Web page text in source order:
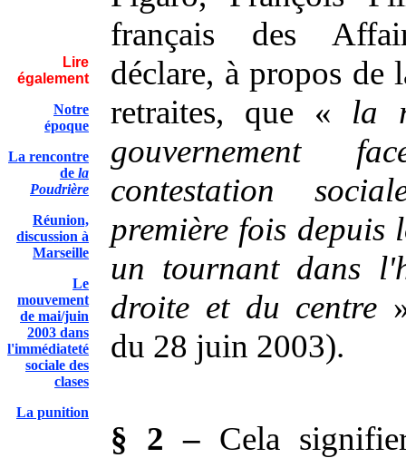
français des
déclare, à propos de
retraites, que « la
gouvernement
contestation
première fois depuis
un tournant dans
droite et du centre
du 28 juin 2003).
§ 2 – Cela
Lire
également
Notre
époque
La rencontre
de la
Poudrière
Réunion,
discussion à
Marseille
Le
mouvement
de mai/juin
2003 dans
l'immédiateté
sociale des
clases
La punition